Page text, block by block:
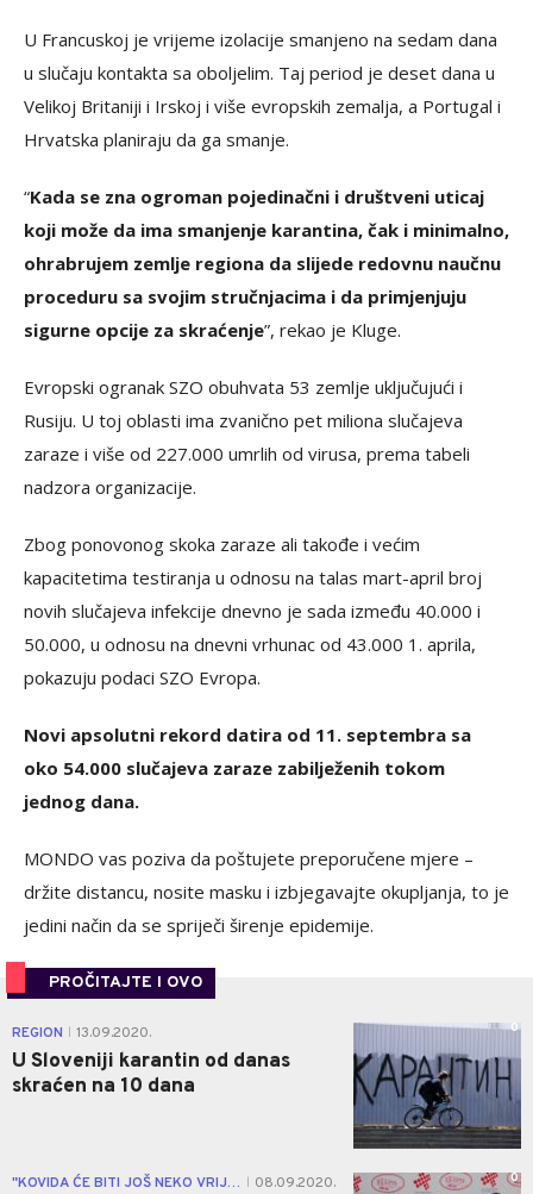
U Francuskoj je vrijeme izolacije smanjeno na sedam dana
u slučaju kontakta sa oboljelim. Taj period je deset dana u
Velikoj Britaniji i Irskoj i više evropskih zemalja, a Portugal i
Hrvatska planiraju da ga smanje.
“Kada se zna ogroman pojedinačni i društveni uticaj
koji može da ima smanjenje karantina, čak i minimalno,
ohrabrujem zemlje regiona da slijede redovnu naučnu
proceduru sa svojim stručnjacima i da primjenjuju
sigurne opcije za skraćenje”, rekao je Kluge.
Evropski ogranak SZO obuhvata 53 zemlje uključujući i
Rusiju. U toj oblasti ima zvanično pet miliona slučajeva
zaraze i više od 227.000 umrlih od virusa, prema tabeli
nadzora organizacije.
Zbog ponovonog skoka zaraze ali takođe i većim
kapacitetima testiranja u odnosu na talas mart-april broj
novih slučajeva infekcije dnevno je sada između 40.000 i
50.000, u odnosu na dnevni vrhunac od 43.000 1. aprila,
pokazuju podaci SZO Evropa.
Novi apsolutni rekord datira od 11. septembra sa
oko 54.000 slučajeva zaraze zabilježenih tokom
jednog dana.
MONDO vas poziva da poštujete preporučene mjere –
držite distancu, nosite masku i izbjegavajte okupljanja, to je
jedini način da se spriječi širenje epidemije.
PROČITAJTE I OVO
REGION 13.09.2020.
U Sloveniji karantin od danas
skraćen na 10 dana
0
"KOVIDA ĆE BITI JOŠ NEKO VRIJEME" 08.09.2020. 0